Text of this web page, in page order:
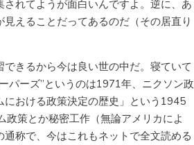
れてようが面白いんですよ。逆に、あ
えることだってあるのだ（その居直り
きるから今は良い世の中だ。寝ていて
パーズ”というのは1971年、ニクソン政
おける政策決定の歴史」という1945
政策とか秘密工作（無論アメリカによ
称で、今はこれもネットで全文読める